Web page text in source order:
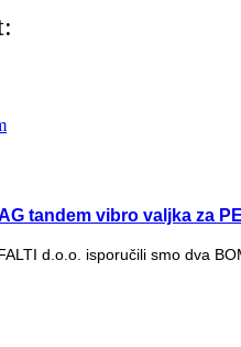
tandem vibro valjka za
d.o.o. isporučili smo dva